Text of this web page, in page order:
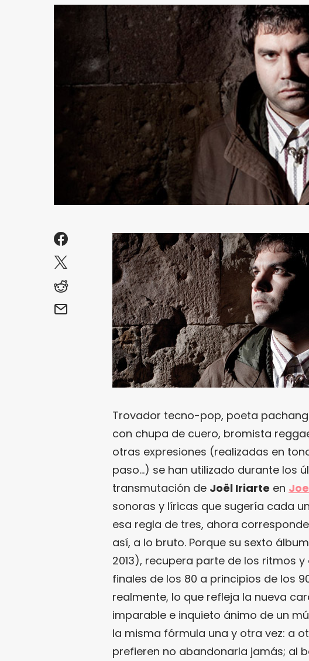
Trovador tecno-pop, poeta
con chupa de cuero, bromista
otras expresiones (realizadas en
paso…) se han utilizado durante los
transmutación de Joël Iriarte en
sonoras y líricas que sugería cada
esa regla de tres, ahora
así, a lo bruto. Porque su sexto
2013), recupera parte de los ritmos
finales de los 80 a principios de los
realmente, lo que refleja la nueva
imparable e inquieto ánimo de un
la misma fórmula una y otra vez: a
prefieren no abandonarla jamás; al